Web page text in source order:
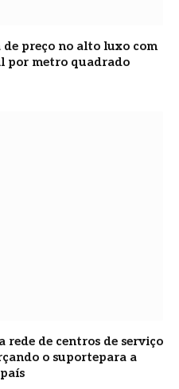
preço no alto luxo com
por metro quadrado
de centros de serviço
o suportepara a